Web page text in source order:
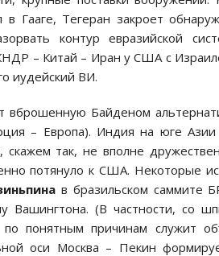
Гааге, Тегеран закроет
контур евразийской
– Китай – Иран у США с
иудейский ВИ.
вброшенную Байденом
– Европа). Индия на юге Азии
скажем так, не вполне
потянуло к США. Некоторые
в бразильском саммите
Вашингтона. (В частности, со
понятным причинам служит
оси Москва – Пекин